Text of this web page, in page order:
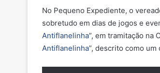
No Pequeno Expediente, o
sobretudo em dias de jogos e
Antiflanelinha”, em tramitação na
Antiflanelinha”, descrito como um